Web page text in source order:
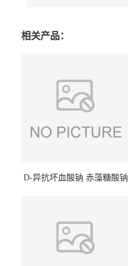
相关产品：
D-异抗坏血酸钠 赤藻糖酸钠